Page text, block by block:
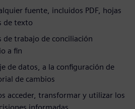
fuente, incluidos PDF, hojas
de texto
trabajo de conciliación
a fin
de datos, a la configuración de
de cambios
acceder, transformar y utilizar los